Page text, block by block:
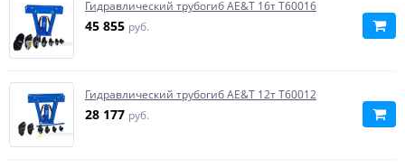
Гидравлический трубогиб AE&T 16т T60016
45 855 руб.
Гидравлический трубогиб AE&T 12т T60012
28 177 руб.